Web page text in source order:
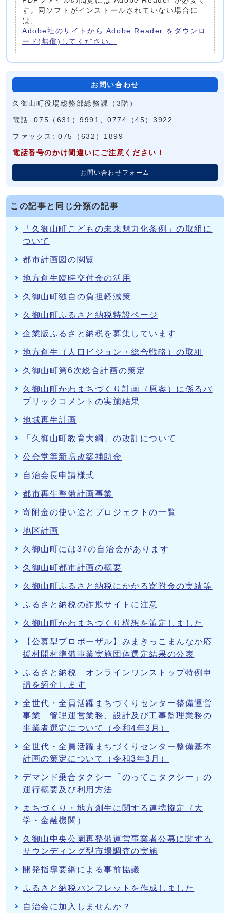
す。同ソフトがインストールされていない場合に
は、
Adobe社のサイトから Adobe Reader をダウンロ
ード(無償)してください。
お問い合わせ
久御山町役場総務部総務課（3階）
電話: 075（631）9991、0774（45）3922
ファックス: 075（632）1899
電話番号のかけ間違いにご注意ください！
お問い合わせフォーム
この記事と同じ分類の記事
「久御山町こどもの未来魅力化条例」の取組に
ついて
都市計画図の閲覧
地方創生臨時交付金の活用
久御山町独自の負担軽減策
久御山町ふるさと納税特設ページ
企業版ふるさと納税を募集しています
地方創生（人口ビジョン・総合戦略）の取組
久御山町第6次総合計画の策定
久御山町かわまちづくり計画（原案）に係るパ
ブリックコメントの実施結果
地域再生計画
「久御山町教育大綱」の改訂について
公会堂等新増改築補助金
自治会長申請様式
都市再生整備計画事業
寄附金の使い途とプロジェクトの一覧
地区計画
久御山町には37の自治会があります
久御山町都市計画の概要
久御山町ふるさと納税にかかる寄附金の実績等
ふるさと納税の詐欺サイトに注意
久御山町かわまちづくり構想を策定しました
【公募型プロポーザル】みまきっこまんなか応
援村開村準備事業実施団体選定結果の公表
ふるさと納税 オンラインワンストップ特例申
請を紹介します
全世代・全員活躍まちづくりセンター整備運営
事業 管理運営業務、設計及び工事監理業務の
事業者選定について（令和4年3月）
全世代・全員活躍まちづくりセンター整備基本
計画の策定について（令和3年3月）
デマンド乗合タクシー「のってこタクシー」の
運行概要及び利用方法
まちづくり・地方創生に関する連携協定（大
学・金融機関）
久御山中央公園再整備運営事業者公募に関する
サウンディング型市場調査の実施
開発指導要綱による事前協議
ふるさと納税パンフレットを作成しました
自治会に加入しませんか？